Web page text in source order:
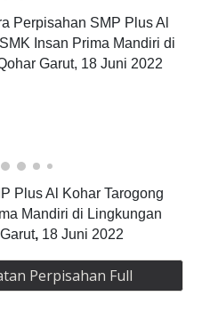
Perpisahan SMP Plus Al
Insan Prima Mandiri di
Garut, 18 Juni 2022
Plus Al Kohar Tarogong
Mandiri di Lingkungan
, 18 Juni 2022
Perpisahan Full